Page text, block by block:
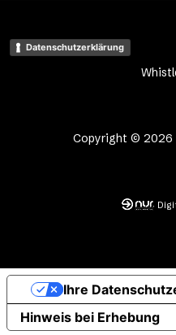
Copyright © 2026
Datenschutzerklärung
Hinweis bei Erhebung
Ihre